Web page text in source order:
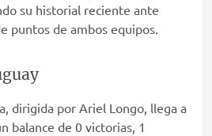
su historial reciente ante
puntos de ambos equipos.
dirigida por Ariel Longo, llega a
balance de 0 victorias, 1